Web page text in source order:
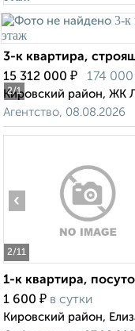
2/1
3-к квартира,
15 312 000 ₽ 174 000
Кировский район, ЖК
Агентство, 08.08.2026
2/11
‹
1-к квартира,
1 600 ₽ в сутки
Кировский район,